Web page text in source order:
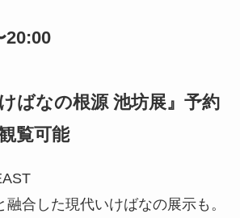
20:00
ばなの根源 池坊展』予約
覧可能
融合した現代いけばなの展示も。